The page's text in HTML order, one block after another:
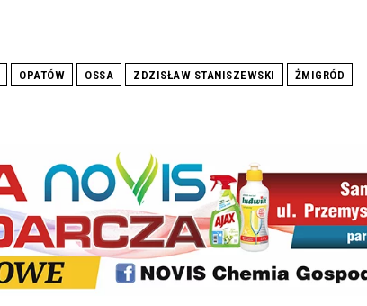
OPATÓW OSSA ZDZISŁAW STANISZEWSKI ŻMIGRÓD